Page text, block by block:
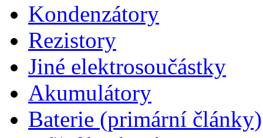
Kondenzátory
Rezistory
Jiné elektrosoučástky
Akumulátory
Baterie (primární články)